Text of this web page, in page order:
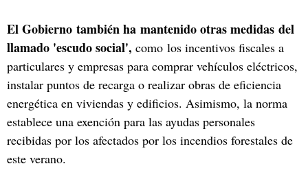
El Gobierno también ha mantenido otras medidas del
llamado 'escudo social', como los incentivos fiscales a
particulares y empresas para comprar vehículos eléctricos,
instalar puntos de recarga o realizar obras de eficiencia
energética en viviendas y edificios. Asimismo, la norma
establece una exención para las ayudas personales
recibidas por los afectados por los incendios forestales de
este verano.